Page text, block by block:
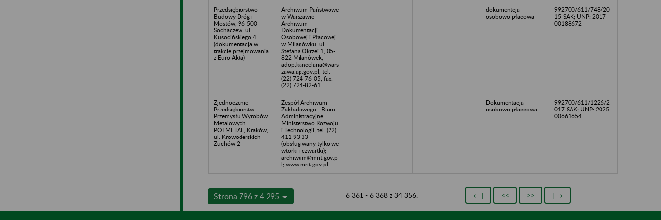
Przedsiębiorstwo
Budowy Dróg i
Mostów, 96-500
Sochaczew, ul.
Kusocińskiego 4
(dokumentacja w
trakcie przejmowania
z Euro Akta)
Archiwum Państwowe
w Warszawie -
Archiwum
Dokumentacji
Osobowej i Płacowej
w Milanówku, ul.
Stefana Okrzei 1, 05-
822 Milanówek,
adop.kancelaria@wars
zawa.ap.gov.pl, tel.
(22) 724-76-05, fax.
(22) 724-82-61
dokumentcja
osobowo-płacowa
992700/611/748/20
15-SAK; UNP: 2017-
00188672
Zjednoczenie
Przedsiębiorstw
Przemysłu Wyrobów
Metalowych
POLMETAL, Kraków,
ul. Krowoderskich
Zuchów 2
Zespół Archiwum
Zakładowego - Biuro
Administracyjne
Ministerstwo Rozwoju
i Technologii; tel. (22)
411 93 33
(obsługiwany tylko we
wtorki i czwartki);
archiwum@mrit.gov.p
l; www.mrit.gov.pl
Dokumentacja
osobowo-płaccowa
992700/611/1226/2
017-SAK; UNP: 2025-
00661654
Strona 796 z 4 295 6 361 - 6 368 z 34 356. ← | << >> | →